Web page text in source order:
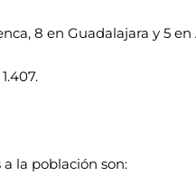
8 en Guadalajara y 5
la población son: